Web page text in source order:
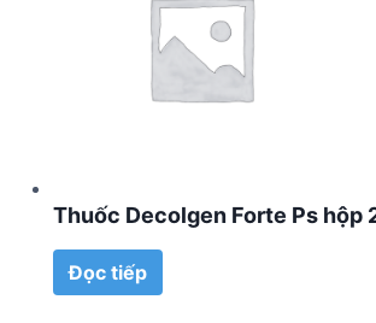
Thuốc Decolgen Forte Ps hộp
Đọc tiếp